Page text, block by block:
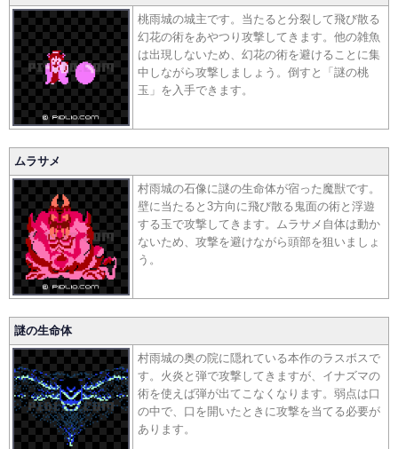
桃雨城の城主です。当たると分裂して飛び散る
幻花の術をあやつり攻撃してきます。他の雑魚
は出現しないため、幻花の術を避けることに集
中しながら攻撃しましょう。倒すと「謎の桃
玉」を入手できます。
ムラサメ
村雨城の石像に謎の生命体が宿った魔獣です。
壁に当たると3方向に飛び散る鬼面の術と浮遊
する玉で攻撃してきます。ムラサメ自体は動か
ないため、攻撃を避けながら頭部を狙いましょ
う。
謎の生命体
村雨城の奥の院に隠れている本作のラスボスで
す。火炎と弾で攻撃してきますが、イナズマの
術を使えば弾が出てこなくなります。弱点は口
の中で、口を開いたときに攻撃を当てる必要が
あります。